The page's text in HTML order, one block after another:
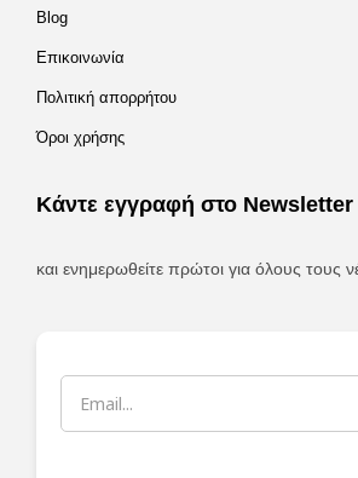
Blog
Επικοινωνία
Πολιτική απορρήτου
Όροι χρήσης
Κάντε εγγραφή στο Newsletter
και ενημερωθείτε πρώτοι για όλους τους